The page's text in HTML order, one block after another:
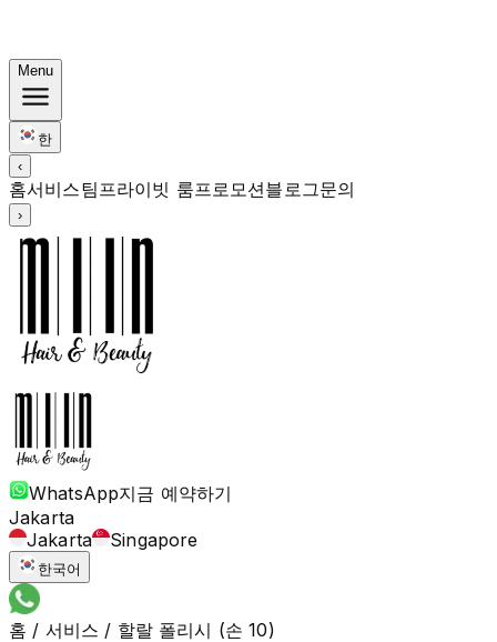
Menu
한
‹
홈서비스팀프라이빗 룸프로모션블로그문의
›
WhatsApp지금 예약하기
Jakarta
Jakarta
Singapore
한국어
홈 / 서비스 / 할랄 폴리시 (손 10)